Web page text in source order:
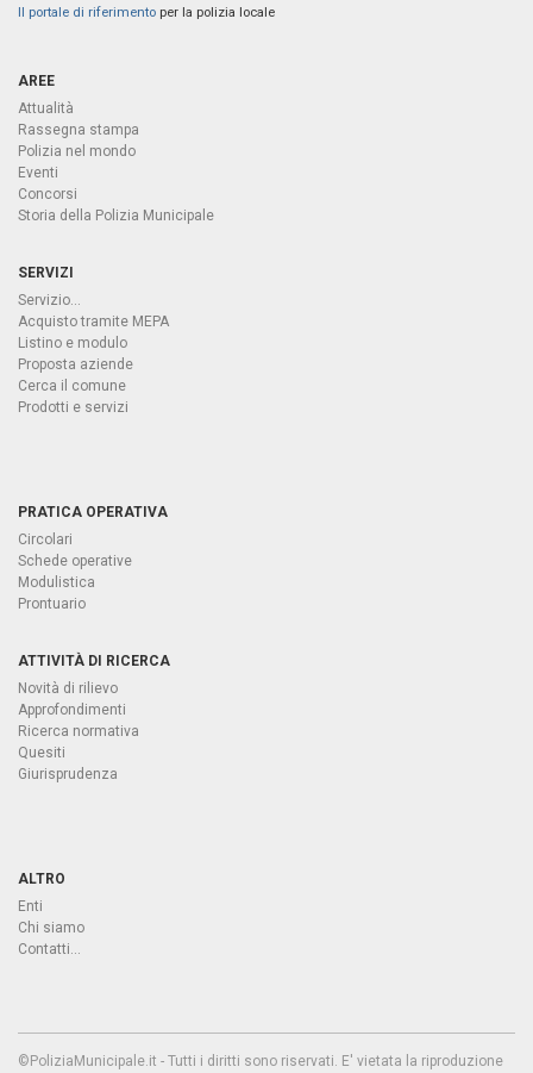
Il portale di riferimento per la polizia locale
AREE
Attualità
Rassegna stampa
Polizia nel mondo
Eventi
Concorsi
Storia della Polizia Municipale
SERVIZI
Servizio...
Acquisto tramite MEPA
Listino e modulo
Proposta aziende
Cerca il comune
Prodotti e servizi
PRATICA OPERATIVA
Circolari
Schede operative
Modulistica
Prontuario
ATTIVITÀ DI RICERCA
Novità di rilievo
Approfondimenti
Ricerca normativa
Quesiti
Giurisprudenza
ALTRO
Enti
Chi siamo
Contatti...
©PoliziaMunicipale.it - Tutti i diritti sono riservati. E' vietata la riproduzione